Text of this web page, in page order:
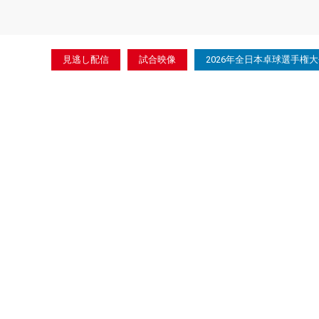
見逃し配信 試合映像 2026年全日本卓球選手権